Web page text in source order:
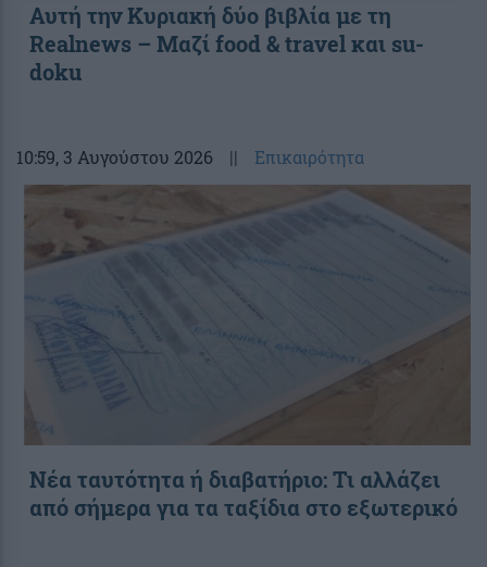
Αυτή την Κυριακή δύο βιβλία με τη
Realnews – Μαζί food & travel και su-
doku
10:59, 3 Αυγούστου 2026 || Επικαιρότητα
Νέα ταυτότητα ή διαβατήριο: Τι αλλάζει
από σήμερα για τα ταξίδια στο εξωτερικό